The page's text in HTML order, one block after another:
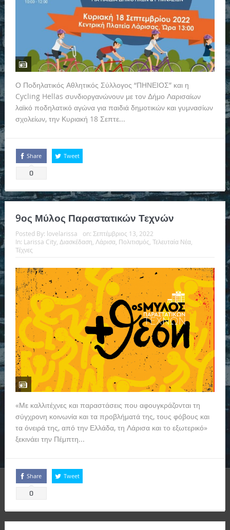
Ο Ποδηλατικός Αθλητικός Σύλλογος “ΠΗΝΕΙΟΣ” και η
Cycling Hellas συνδιοργανώνουν με τον Δήμο Λαρισαίων
λαϊκό ποδηλατικό αγώνα για παιδιά δημοτικών και γυμνασίων
σχολείων, την Κυριακή 18 Σεπτε...
Share
0
Tweet
9ος Μύλος Παραστατικών Τεχνών
Posted By: lovelarissa on: Σεπτέμβριος 13, 2022
In: Larissa City, Διασκέδαση, Λάρισα, Πολιτισμός, Τελευταία Νέα,
Τέχνες
«Με καλλιτέχνες και παραστάσεις που αφουγκράζονται τη
σύγχρονη κοινωνία και τα προβλήματά της, τους φόβους και
τα όνειρά της, από την Ελλάδα, τη Λάρισα και το εξωτερικό»
ξεκινάει την Πέμπτη...
Share
0
Tweet